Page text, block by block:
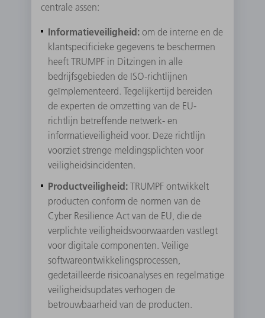
centrale assen:
Informatieveiligheid:om de interne en de
klantspecificieke gegevens te beschermen
heeft TRUMPF in Ditzingen in alle
bedrijfsgebieden de ISO-richtlijnen
geïmplementeerd. Tegelijkertijd bereiden
de experten de omzetting van de EU-
richtlijn betreffende netwerk- en
informatieveiligheid voor. Deze richtlijn
voorziet strenge meldingsplichten voor
veiligheidsincidenten.
Productveiligheid:TRUMPF ontwikkelt
producten conform de normen van de
Cyber Resilience Act van de EU, die de
verplichte veiligheidsvoorwaarden vastlegt
voor digitale componenten. Veilige
softwareontwikkelingsprocessen,
gedetailleerde risicoanalyses en regelmatige
veiligheidsupdates verhogen de
betrouwbaarheid van de producten.